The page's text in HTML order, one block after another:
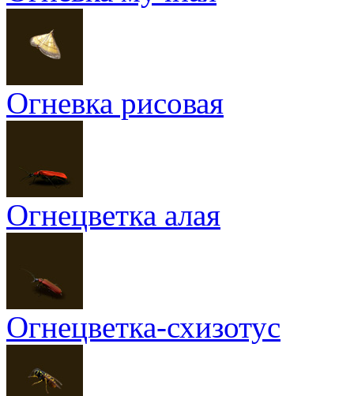
Огневка рисовая
Огнецветка алая
Огнецветка-схизотус